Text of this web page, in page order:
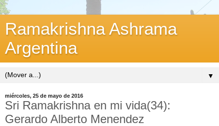
Ramakrishna Ashrama
Argentina
▼
miércoles, 25 de mayo de 2016
Sri Ramakrishna en mi vida(34):
Gerardo Alberto Menendez